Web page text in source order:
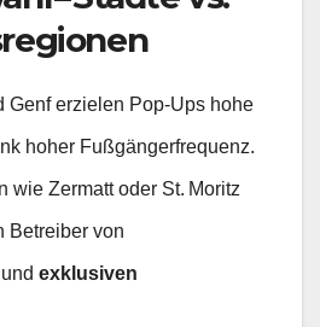
Genf erzielen Pop‑Ups hohe
hoher Fußgängerfrequenz.
wie Zermatt oder St. Moritz
Betreiber von
und exklusiven